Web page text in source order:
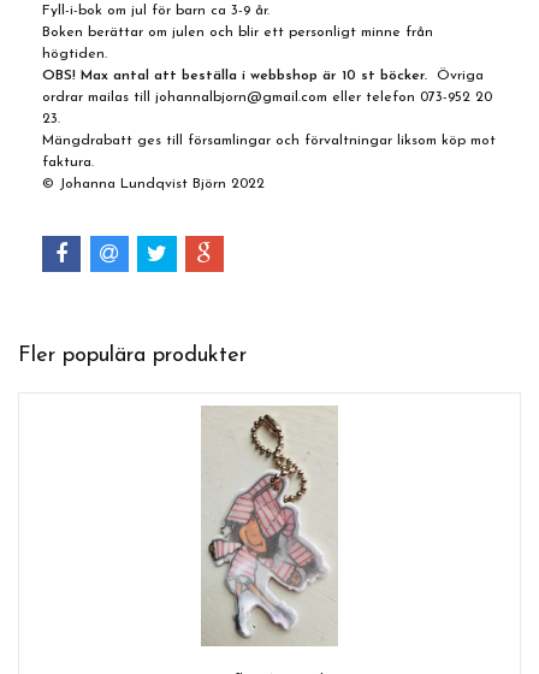
Fyll-i-bok om jul för barn ca 3-9 år.
Boken berättar om julen och blir ett personligt minne från
högtiden.
OBS! Max antal att beställa i webbshop är 10 st böcker.
Övriga
ordrar mailas till johannalbjorn@gmail.com eller telefon 073-952 20
23.
Mängdrabatt ges till församlingar och förvaltningar liksom köp mot
faktura.
© Johanna Lundqvist Björn 2022
Fler populära produkter